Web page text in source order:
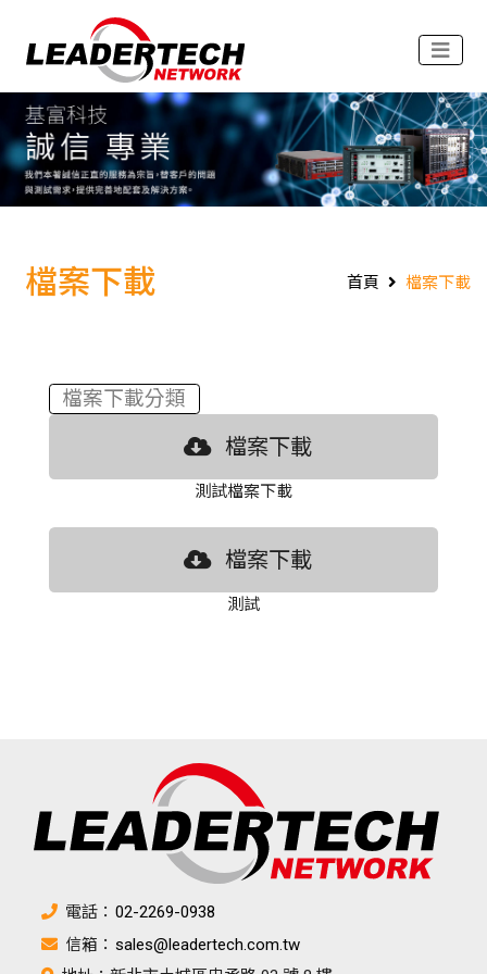
檔案下載 首頁 檔案下載
檔案下載分類
檔案下載
測試檔案下載
檔案下載
測試
電話： 02-2269-0938
信箱： sales@leadertech.com.tw